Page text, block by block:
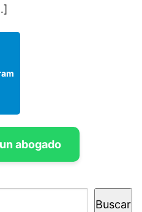
abogado
Buscar